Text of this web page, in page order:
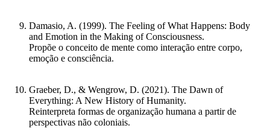
Damasio, A. (1999). The Feeling of What Happens: Body
and Emotion in the Making of Consciousness.
Propõe o conceito de mente como interação entre corpo,
emoção e consciência.
Graeber, D., & Wengrow, D. (2021). The Dawn of
Everything: A New History of Humanity.
Reinterpreta formas de organização humana a partir de
perspectivas não coloniais.